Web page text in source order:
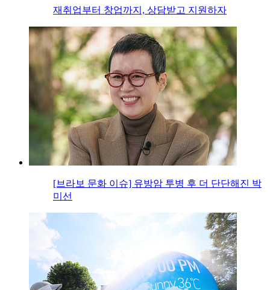
재취업부터 창업까지, 상담받고 지원하자
[브라보 문화 이슈] 유방암 투병 후 더 단단해진 박
미선